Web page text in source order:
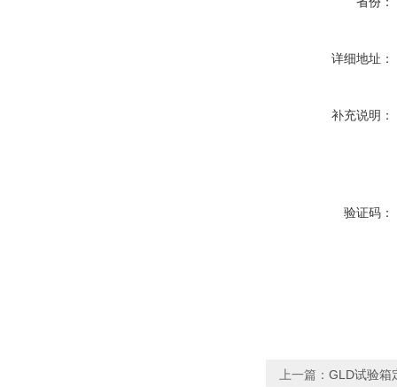
详细地址：
补充说明：
验证码：
上一篇： GLD试验箱